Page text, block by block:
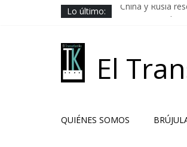
Lo último:
China y Rusia
Hacia la no
El
QUIÉNES SOMOS